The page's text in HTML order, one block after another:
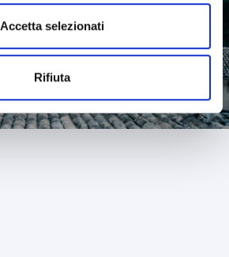
Accetta selezionati
Rifiuta